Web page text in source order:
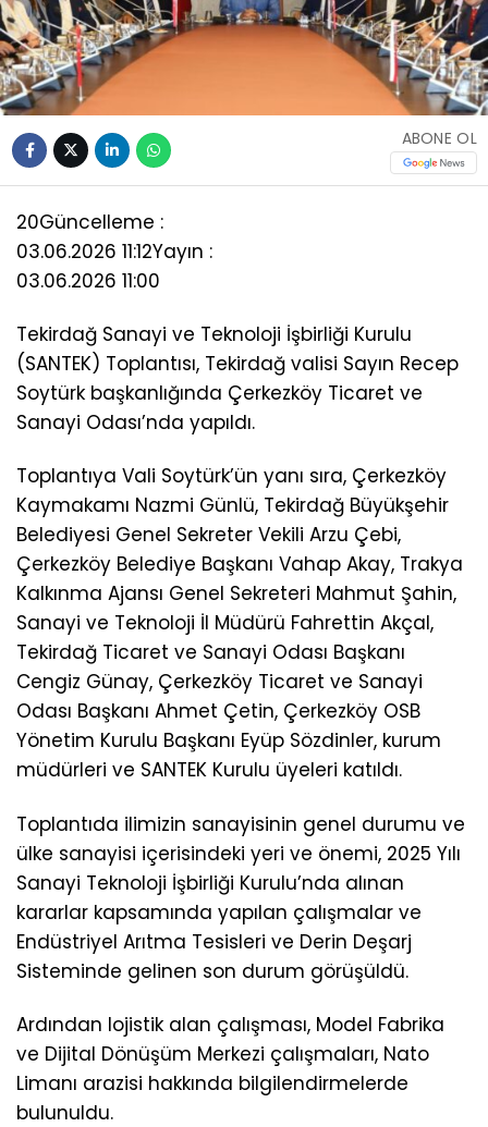
ABONE OL
20Güncelleme :
03.06.2026 11:12Yayın :
03.06.2026 11:00
Tekirdağ Sanayi ve Teknoloji İşbirliği Kurulu
(SANTEK) Toplantısı, Tekirdağ valisi Sayın Recep
Soytürk başkanlığında Çerkezköy Ticaret ve
Sanayi Odası’nda yapıldı.
Toplantıya Vali Soytürk’ün yanı sıra, Çerkezköy
Kaymakamı Nazmi Günlü, Tekirdağ Büyükşehir
Belediyesi Genel Sekreter Vekili Arzu Çebi,
Çerkezköy Belediye Başkanı Vahap Akay, Trakya
Kalkınma Ajansı Genel Sekreteri Mahmut Şahin,
Sanayi ve Teknoloji İl Müdürü Fahrettin Akçal,
Tekirdağ Ticaret ve Sanayi Odası Başkanı
Cengiz Günay, Çerkezköy Ticaret ve Sanayi
Odası Başkanı Ahmet Çetin, Çerkezköy OSB
Yönetim Kurulu Başkanı Eyüp Sözdinler, kurum
müdürleri ve SANTEK Kurulu üyeleri katıldı.
Toplantıda ilimizin sanayisinin genel durumu ve
ülke sanayisi içerisindeki yeri ve önemi, 2025 Yılı
Sanayi Teknoloji İşbirliği Kurulu’nda alınan
kararlar kapsamında yapılan çalışmalar ve
Endüstriyel Arıtma Tesisleri ve Derin Deşarj
Sisteminde gelinen son durum görüşüldü.
Ardından lojistik alan çalışması, Model Fabrika
ve Dijital Dönüşüm Merkezi çalışmaları, Nato
Limanı arazisi hakkında bilgilendirmelerde
bulunuldu.